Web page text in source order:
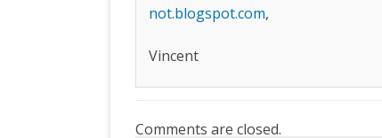
not.blogspot.com,
Vincent
Comments are closed.